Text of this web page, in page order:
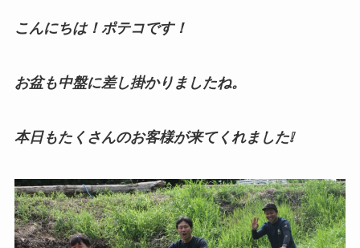
こんにちは！ポテコです！
お盆も中盤に差し掛かりましたね。
本日もたくさんのお客様が来てくれました❕